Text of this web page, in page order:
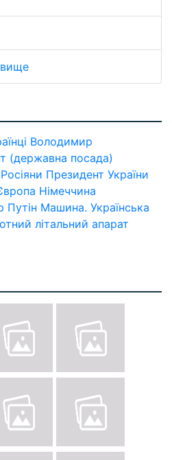
Володимир
(державна посада)
Росіяни Президент України
Німеччина
Путін Машина. Українська
літальний апарат